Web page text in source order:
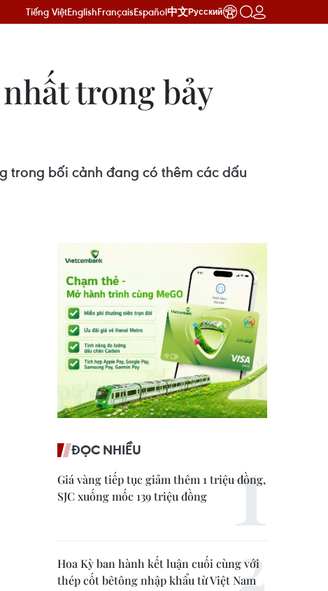
Tiếng ViệtEnglishFrançaisEspañol中文Русский
trong bảy
bối cảnh đang có thêm các dấu
ĐỌC NHIỀU
Giá vàng tiếp tục giảm thêm 1 triệu đồng,
SJC xuống mốc 139 triệu đồng
Hoa Kỳ ban hành kết luận cuối cùng với
thép cốt bêtông nhập khẩu từ Việt Nam